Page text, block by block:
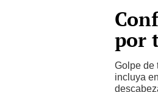
por
Golpe de
incluya